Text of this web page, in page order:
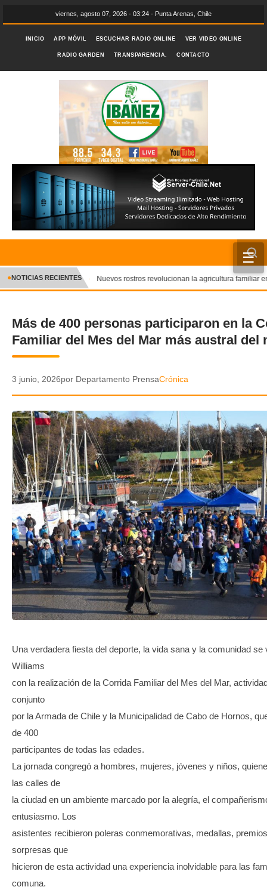
viernes, agosto 07, 2026 - 03:24 - Punta Arenas, Chile
INICIO APP MÓVIL ESCUCHAR RADIO ONLINE VER VIDEO ONLINE
RADIO GARDEN TRANSPARENCIA. CONTACTO
☰
INICIO
CRÓNICA
DEPORTES
POLICIAL
AUDIOS
VIDEOS
GALERIA DE FOTOS
APP MÓVIL
TRANSPARENCIA
✕
●NOTICIAS RECIENTES Nuevos rostros revolucionan la agricultura familiar
Más de 400 personas participaron en la
Familiar del Mes del Mar más austral del
3 junio, 2026por Departamento PrensaCrónica
Una verdadera fiesta del deporte, la vida sana y la comunidad se
Williams
con la realización de la Corrida Familiar del Mes del Mar,
conjunto
por la Armada de Chile y la Municipalidad de Cabo de Hornos,
de 400
participantes de todas las edades.
La jornada congregó a hombres, mujeres, jóvenes y niños,
las calles de
la ciudad en un ambiente marcado por la alegría, el
entusiasmo. Los
asistentes recibieron poleras conmemorativas, medallas,
sorpresas que
hicieron de esta actividad una experiencia inolvidable para las
comuna.